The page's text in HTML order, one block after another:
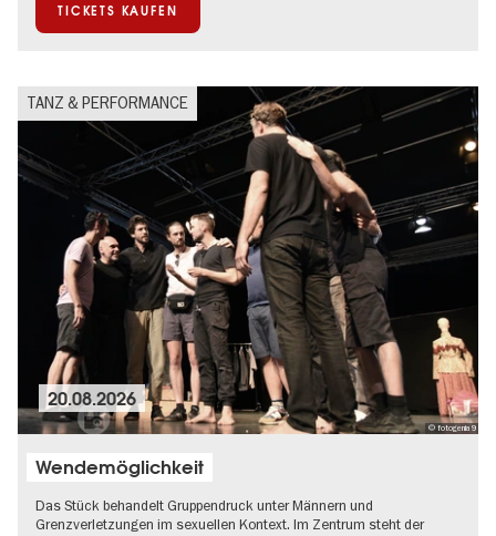
TICKETS KAUFEN
TANZ & PERFORMANCE
© fotogenia9
20.08.2026
Wendemöglichkeit
Das Stück behandelt Gruppendruck unter Männern und
Grenzverletzungen im sexuellen Kontext. Im Zentrum steht der